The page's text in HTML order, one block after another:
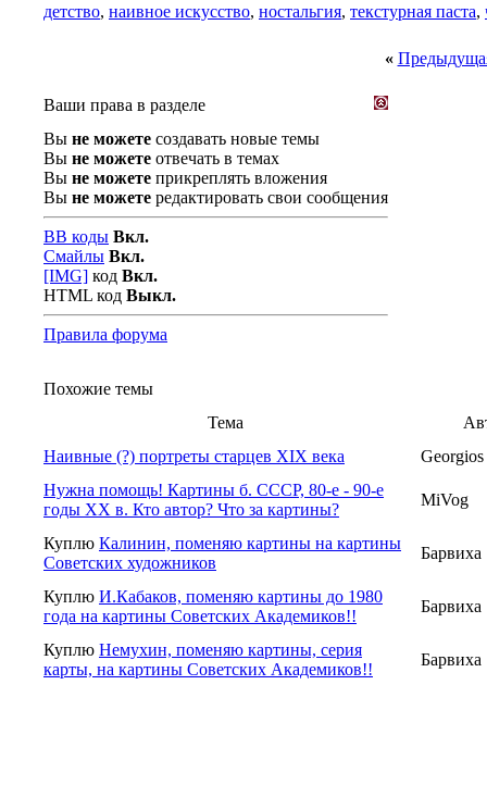
детство, наивное искусство, ностальгия, текстурная паста,
«
Ваши права в разделе
Вы не можете создавать новые темы
Вы не можете отвечать в темах
Вы не можете прикреплять вложения
Вы не можете редактировать свои сообщения
BB коды Вкл.
Смайлы Вкл.
[IMG] код Вкл.
HTML код Выкл.
Правила форума
Похожие темы
Тема
Наивные (?) портреты старцев XIX века
Georgios
Нужна помощь! Картины б. СССР, 80-е - 90-е
годы ХХ в. Кто автор? Что за картины?
MiVog
Куплю Калинин, поменяю картины на картины
Советских художников
Барвиха
Куплю И.Кабаков, поменяю картины до 1980
года на картины Советских Академиков!!
Барвиха
Куплю Немухин, поменяю картины, серия
карты, на картины Советских Академиков!!
Барвиха